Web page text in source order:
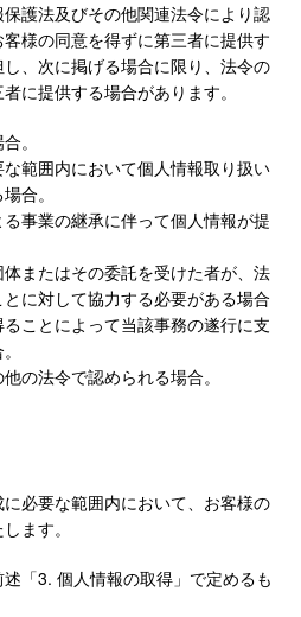
護法及びその他関連法令により認
様の同意を得ずに第三者に提供す
、次に掲げる場合に限り、法令の
に提供する場合があります。
。
範囲内において個人情報取り扱い
合。
事業の継承に伴って個人情報が提
またはその委託を受けた者が、法
に対して協力する必要がある場合
ことによって当該事務の遂行に支
の法令で認められる場合。
必要な範囲内において、お客様の
ます。
「3. 個人情報の取得」で定めるも